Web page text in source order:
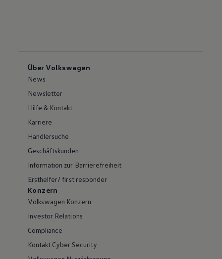
Über Volkswagen
News
Newsletter
Hilfe & Kontakt
Karriere
Händlersuche
Geschäftskunden
Information zur Barrierefreiheit
Ersthelfer/ first responder
Konzern
Volkswagen Konzern
Investor Relations
Compliance
Kontakt Cyber Security